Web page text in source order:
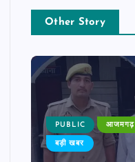
Other Story
PUBLIC आजमगढ़
बड़ी खबर